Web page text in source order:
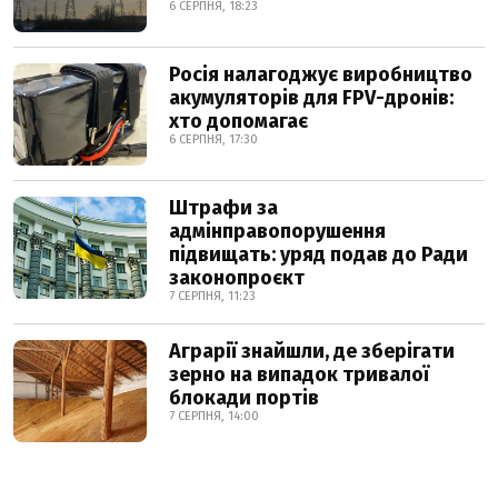
6 СЕРПНЯ, 18:23
Росія налагоджує виробництво
акумуляторів для FPV-дронів:
хто допомагає
6 СЕРПНЯ, 17:30
Штрафи за
адмінправопорушення
підвищать: уряд подав до Ради
законопроєкт
7 СЕРПНЯ, 11:23
Аграрії знайшли, де зберігати
зерно на випадок тривалої
блокади портів
7 СЕРПНЯ, 14:00